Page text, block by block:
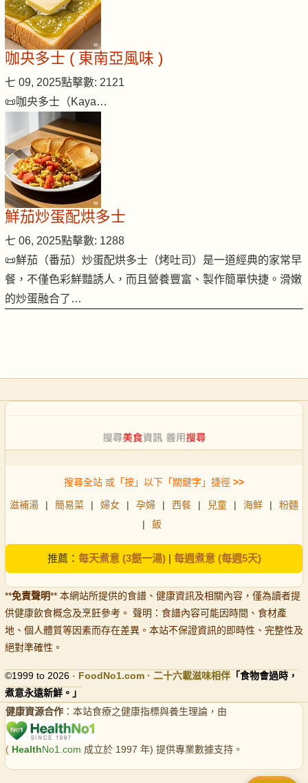
咖央多士 ( 東南亞風味 )
七 09, 2025點擊數: 2121
📜咖央多士（Kaya…
鮮茄炒蛋配烘多士
七 06, 2025點擊數: 1288
📜鮮茄（番茄）炒蛋配烘多士（烤吐司）是一道經典的家常早
餐，不僅色彩鮮豔誘人，而且營養豐富、製作簡單快捷。滑嫩
的炒蛋融合了…
搜尋全站 或「按」以下「關鍵字」捷徑 >>
滋補湯 | 簡易菜 | 婦女 | 孕婦 | 西餐 | 兒童 | 海鮮 |
粉麵
|
飯
推薦： 每天煮意 (3餸一湯)| 每週煮意 (每週5天)
**免責聲明** 本網站所提供的食譜、健康資訊及相關內容，僅為讀者提
供健康飲食概念及烹飪參考。 聲明：食譜內容可能因時間、食材產
地、個人體質等因素而存在差異。本站不保證資訊的即時性、完整性及
絕對準確性。
©1999 to 2026 · FoodNo1.com · 二十六載滋味相伴 「食物會過時，
煮意永遠新鮮。」
健康資源合作 ：本站食療之健康指標與養生理論，由
( HealthNo1.com 成立於 1997 年) 提供專業數據支持。